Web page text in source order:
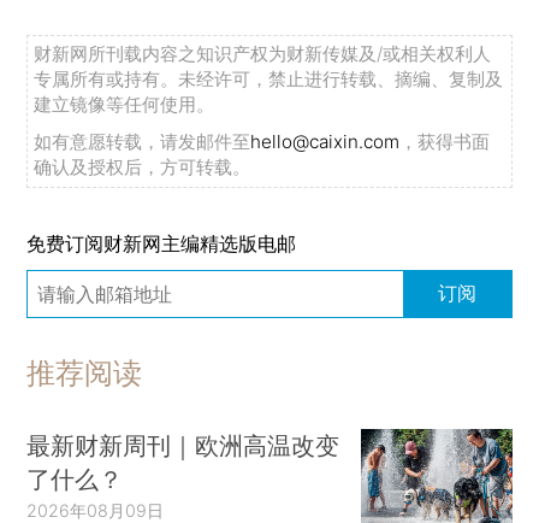
财新网所刊载内容之知识产权为财新传媒及/或相关权利人
专属所有或持有。未经许可，禁止进行转载、摘编、复制及
建立镜像等任何使用。
如有意愿转载，请发邮件至hello@caixin.com ，获得书面
确认及授权后，方可转载。
免费订阅财新网主编精选版电邮
订阅
推荐阅读
最新财新周刊｜欧洲高温改变
了什么？
2026年08月09日